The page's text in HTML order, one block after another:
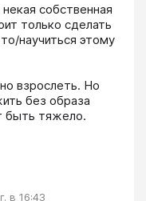
собственная
только сделать
научиться этому
взрослеть. Но
без образа
быть тяжело.
в 16:43